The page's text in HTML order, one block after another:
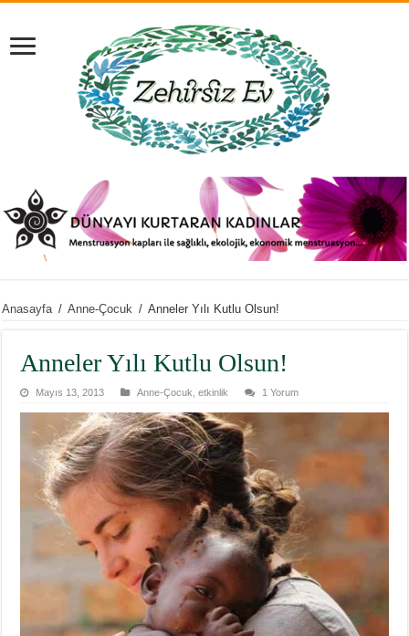
Anasayfa / Anne-Çocuk / Anneler Yılı Kutlu Olsun!
Anneler Yılı Kutlu Olsun!
Mayıs 13, 2013 Anne-Çocuk ,etkinlik 1 Yorum